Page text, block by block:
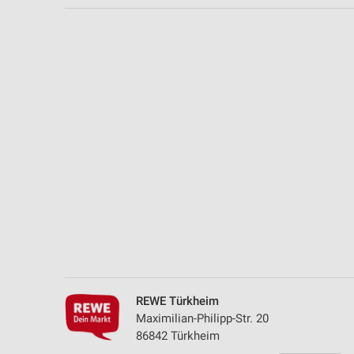
REWE Türkheim
Maximilian-Philipp-Str. 20
86842 Türkheim
Funktional